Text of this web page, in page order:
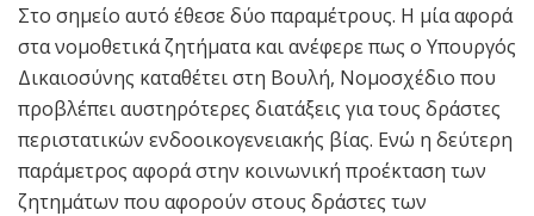
Στο σημείο αυτό έθεσε δύο παραμέτρους. Η μία αφορά
στα νομοθετικά ζητήματα και ανέφερε πως ο Υπουργός
Δικαιοσύνης καταθέτει στη Βουλή, Νομοσχέδιο που
προβλέπει αυστηρότερες διατάξεις για τους δράστες
περιστατικών ενδοοικογενειακής βίας. Ενώ η δεύτερη
παράμετρος αφορά στην κοινωνική προέκταση των
ζητημάτων που αφορούν στους δράστες των